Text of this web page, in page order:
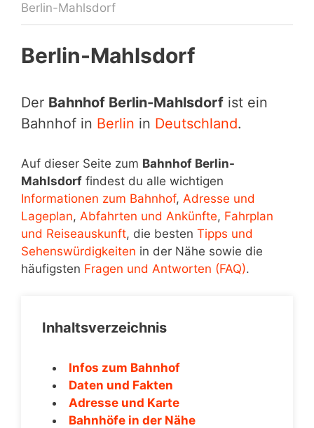
Berlin-Mahlsdorf
Berlin-Mahlsdorf
Der Bahnhof Berlin-Mahlsdorf ist ein
Bahnhof in Berlin in Deutschland.
Auf dieser Seite zum Bahnhof Berlin-
Mahlsdorf findest du alle wichtigen
Informationen zum Bahnhof, Adresse und
Lageplan, Abfahrten und Ankünfte, Fahrplan
und Reiseauskunft, die besten Tipps und
Sehenswürdigkeiten in der Nähe sowie die
häufigsten Fragen und Antworten (FAQ).
Inhaltsverzeichnis
Infos zum Bahnhof
Daten und Fakten
Adresse und Karte
Bahnhöfe in der Nähe